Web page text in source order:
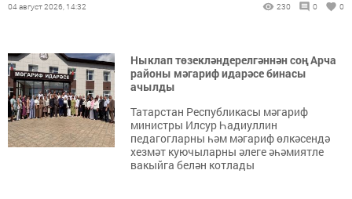
04 август 2026, 14:32 230 0 0
Ныклап төзекләндерелгәннән соң Арча
районы мәгариф идарәсе бинасы
ачылды
Татарстан Республикасы мәгариф
министры Илсур Һадиуллин
педагогларны һәм мәгариф өлкәсендә
хезмәт куючыларны әлеге әһәмиятле
вакыйга белән котлады